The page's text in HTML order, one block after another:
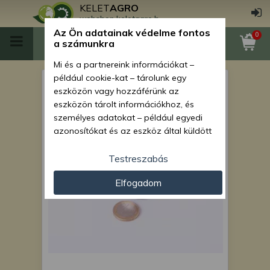
KELETAGRO
webshop.keletagro.hu
0
62303 2RS (180603) csapágy
(generátor)
Az Ön adatainak védelme fontos
a számunkra
Mi és a partnereink információkat –
például cookie-kat – tárolunk egy
eszközön vagy hozzáférünk az
eszközön tárolt információkhoz, és
személyes adatokat – például egyedi
azonosítókat és az eszköz által küldött
személyre szabott hirdetések és
tartalom nyújtásához, hirdetés- és
tartalomméréshez, nézettségi adatok
gyűjtéséhez, valamint termékek
kifejlesztéséhez és a termékek
javításához. Az Ön engedélyével mi és a
Testreszabás
Elfogadom